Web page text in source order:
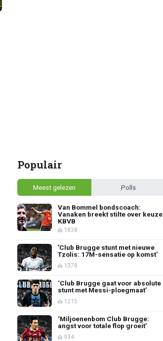
Populair
Meest gelezen Polls
Van Bommel bondscoach:
Vanaken breekt stilte over keuze
KBVB
1838
'Club Brugge stunt met nieuwe
Tzolis: 17M-sensatie op komst'
1378
‘Club Brugge gaat voor absolute
stunt met Messi-ploegmaat’
1215
‘Miljoenenbom Club Brugge:
angst voor totale flop groeit’
934